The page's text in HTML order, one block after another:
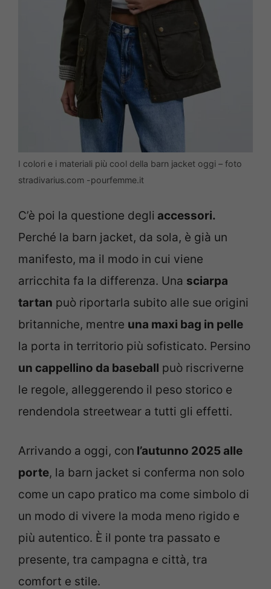
I colori e i materiali più cool della barn jacket oggi – foto
stradivarius.com -pourfemme.it
C’è poi la questione degli accessori.
Perché la barn jacket, da sola, è già un
manifesto, ma il modo in cui viene
arricchita fa la differenza. Una sciarpa
tartan può riportarla subito alle sue origini
britanniche, mentre una maxi bag in pelle
la porta in territorio più sofisticato. Persino
un cappellino da baseball può riscriverne
le regole, alleggerendo il peso storico e
rendendola streetwear a tutti gli effetti.
Arrivando a oggi, con l’autunno 2025 alle
porte, la barn jacket si conferma non solo
come un capo pratico ma come simbolo di
un modo di vivere la moda meno rigido e
più autentico. È il ponte tra passato e
presente, tra campagna e città, tra
comfort e stile.